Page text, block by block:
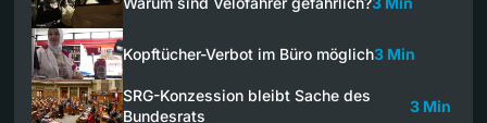
Kopftücher-Verbot im Büro möglich3 Min
SRG-Konzession bleibt Sache des
Bundesrats
3 Min